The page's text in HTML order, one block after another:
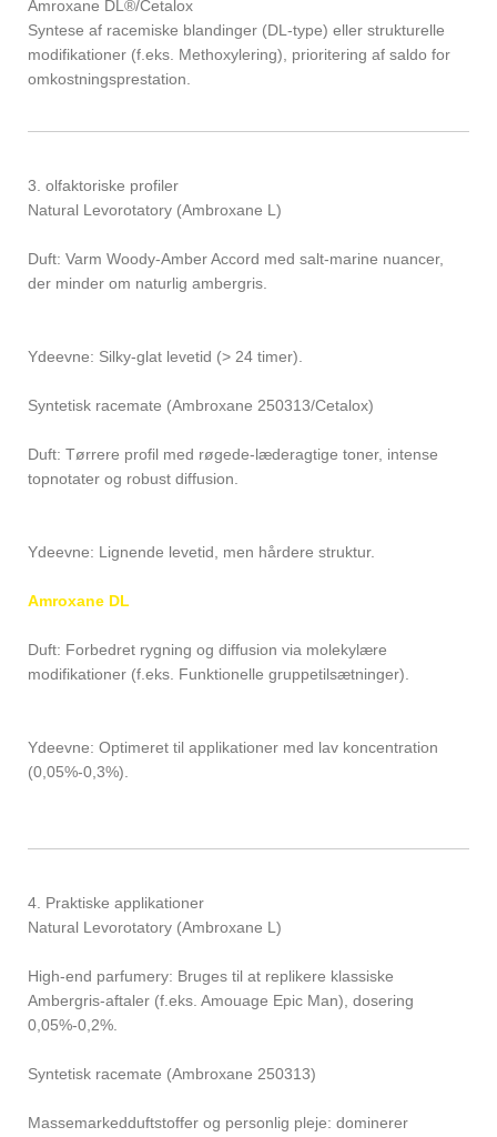
Amroxane DL®/Cetalox
Syntese af racemiske blandinger (DL-type) eller strukturelle
modifikationer (f.eks. Methoxylering), prioritering af saldo for
omkostningsprestation.
3. olfaktoriske profiler
Natural Levorotatory (Ambroxane L)
Duft: Varm Woody-Amber Accord med salt-marine nuancer,
der minder om naturlig ambergris.
Ydeevne: Silky-glat levetid (> 24 timer).
Syntetisk racemate (Ambroxane 250313/Cetalox)
Duft: Tørrere profil med røgede-læderagtige toner, intense
topnotater og robust diffusion.
Ydeevne: Lignende levetid, men hårdere struktur.
Amroxane DL
Duft: Forbedret rygning og diffusion via molekylære
modifikationer (f.eks. Funktionelle gruppetilsætninger).
Ydeevne: Optimeret til applikationer med lav koncentration
(0,05%-0,3%).
4. Praktiske applikationer
Natural Levorotatory (Ambroxane L)
High-end parfumery: Bruges til at replikere klassiske
Ambergris-aftaler (f.eks. Amouage Epic Man), dosering
0,05%-0,2%.
Syntetisk racemate (Ambroxane 250313)
Massemarkedduftstoffer og personlig pleje: dominerer